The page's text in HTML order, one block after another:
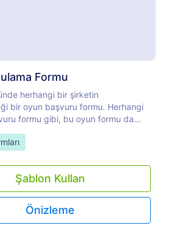
Formu
herhangi bir şirketin
bir oyun başvuru formu. Herhangi
formu gibi, bu oyun formu da
pozisyonu ve bu pozisyon
göre daha da
Şablon Kullan
Önizleme